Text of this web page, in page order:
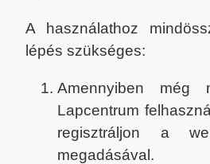
A használathoz
lépés szükséges:
Amennyiben még
Lapcentrum
regisztráljon a
megadásával.